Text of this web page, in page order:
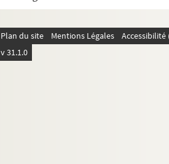
Plan du site Mentions Légales
v 31.1.0